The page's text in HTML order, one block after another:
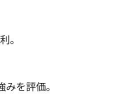
。
を評価。